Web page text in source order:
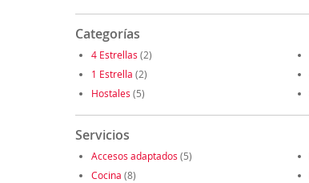
Categorías
4 Estrellas (2)
1 Estrella (2)
Hostales (5)
Servicios
Accesos adaptados (5)
Cocina (8)